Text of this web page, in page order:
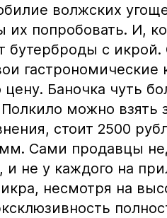
волжских
их попробовать. И,
бутерброды с икрой.
гастрономические
Баночка чуть
можно взять
стоит 2500
Сами продавцы
не у каждого на
несмотря на